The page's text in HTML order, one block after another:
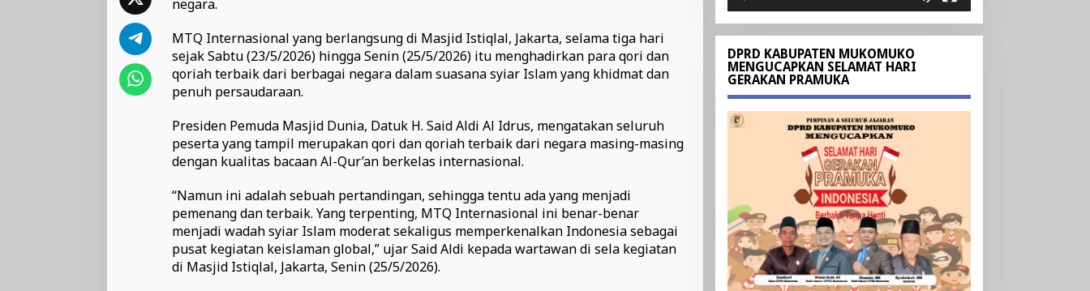
negara.
MTQ Internasional yang berlangsung di Masjid Istiqlal, Jakarta, selama tiga hari
sejak Sabtu (23/5/2026) hingga Senin (25/5/2026) itu menghadirkan para qori dan
qoriah terbaik dari berbagai negara dalam suasana syiar Islam yang khidmat dan
penuh persaudaraan.
Presiden Pemuda Masjid Dunia, Datuk H. Said Aldi Al Idrus, mengatakan seluruh
peserta yang tampil merupakan qori dan qoriah terbaik dari negara masing-masing
dengan kualitas bacaan Al-Qur’an berkelas internasional.
“Namun ini adalah sebuah pertandingan, sehingga tentu ada yang menjadi
pemenang dan terbaik. Yang terpenting, MTQ Internasional ini benar-benar
menjadi wadah syiar Islam moderat sekaligus memperkenalkan Indonesia sebagai
pusat kegiatan keislaman global,” ujar Said Aldi kepada wartawan di sela kegiatan
di Masjid Istiqlal, Jakarta, Senin (25/5/2026).
DPRD KABUPATEN MUKOMUKO
MENGUCAPKAN SELAMAT HARI
GERAKAN PRAMUKA